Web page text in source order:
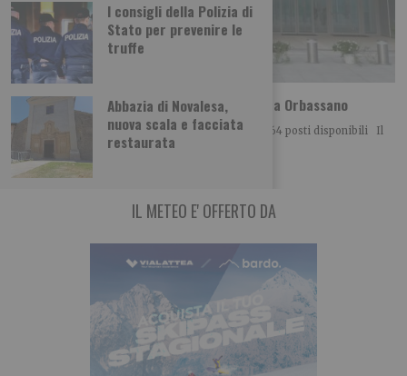
I consigli della Polizia di
Stato per prevenire le
truffe
Abbazia di Novalesa,
nuova scala e facciata
restaurata
Guida sicura per neopatentati: nuova sede a Orbassano
Per garantire la continuità del progetto e ancora 564 posti disponibili Il
progetto “Guida sicura
IL METEO E' OFFERTO DA